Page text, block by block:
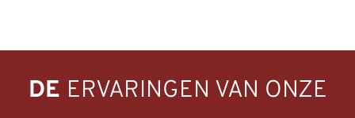
DE ERVARINGEN VAN ONZE